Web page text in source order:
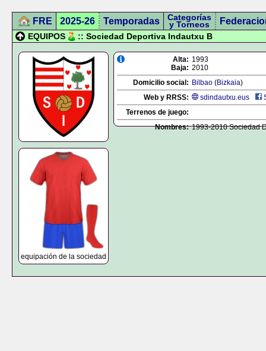
FRE 2025-26 Temporadas Categorías
y Torneos
EQUIPOS :: Sociedad Deportiva Indautxu B
equipación de la sociedad
Alta: 1993
Baja: 2010
Domicilio social: Bilbao (Bizkaia)
Web y RRSS:
sdindautxu.eus
Terrenos de juego:
Nombres: 1993-2010 Sociedad